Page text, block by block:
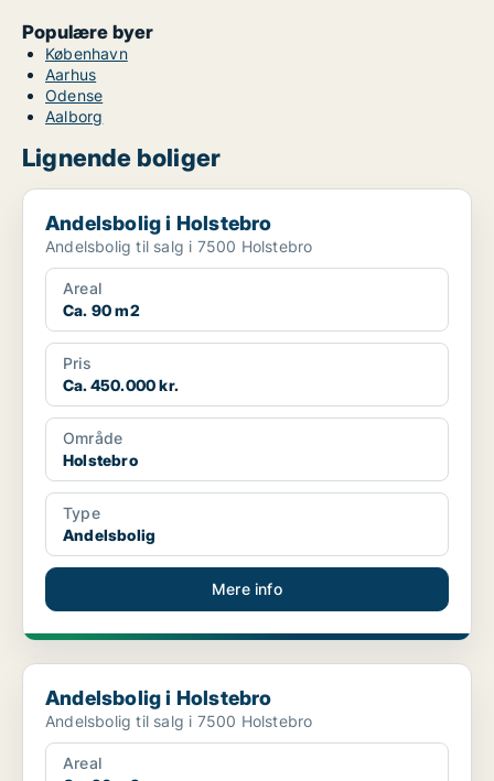
Populære byer
København
Aarhus
Odense
Aalborg
Lignende boliger
Andelsbolig i Holstebro
Andelsbolig i Holstebro
Andelsbolig til salg i 7500 Holstebro
Areal
Ca. 90 m2
Pris
Ca. 450.000 kr.
Område
Holstebro
Type
Andelsbolig
Mere info
Andelsbolig i Holstebro
Andelsbolig i Holstebro
Andelsbolig til salg i 7500 Holstebro
Areal